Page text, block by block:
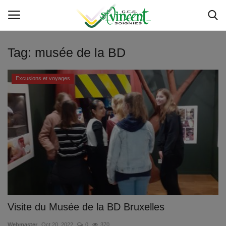
Accueil
Service IT
Actualités
Etat des servcies
Livres et manuels scolaires
Inscriptions
Sponsoring 150 - 50
Tag: musée de la BD
Excusions et voyages
Visite du Musée de la BD Bruxelles
Webmaster Oct 20, 2022 0 370